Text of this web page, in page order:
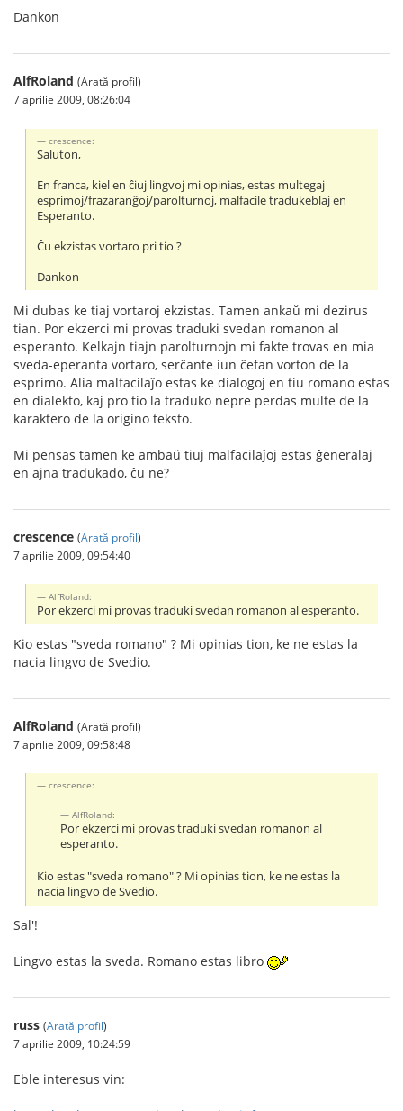
Dankon
AlfRoland (Arată profil)
7 aprilie 2009, 08:26:04
crescence:
Saluton,
En franca, kiel en ĉiuj lingvoj mi opinias, estas multegaj
esprimoj/frazaranĝoj/parolturnoj, malfacile tradukeblaj en
Esperanto.
Ĉu ekzistas vortaro pri tio ?
Dankon
Mi dubas ke tiaj vortaroj ekzistas. Tamen ankaŭ mi dezirus
tian. Por ekzerci mi provas traduki svedan romanon al
esperanto. Kelkajn tiajn parolturnojn mi fakte trovas en mia
sveda-eperanta vortaro, serĉante iun ĉefan vorton de la
esprimo. Alia malfacilaĵo estas ke dialogoj en tiu romano estas
en dialekto, kaj pro tio la traduko nepre perdas multe de la
karaktero de la origino teksto.
Mi pensas tamen ke ambaŭ tiuj malfacilaĵoj estas ĝeneralaj
en ajna tradukado, ĉu ne?
crescence (Arată profil)
7 aprilie 2009, 09:54:40
AlfRoland:
Por ekzerci mi provas traduki svedan romanon al esperanto.
Kio estas "sveda romano" ? Mi opinias tion, ke ne estas la
nacia lingvo de Svedio.
AlfRoland (Arată profil)
7 aprilie 2009, 09:58:48
crescence:
AlfRoland:
Por ekzerci mi provas traduki svedan romanon al
esperanto.
Kio estas "sveda romano" ? Mi opinias tion, ke ne estas la
nacia lingvo de Svedio.
Sal'!
Lingvo estas la sveda. Romano estas libro
russ (Arată profil)
7 aprilie 2009, 10:24:59
Eble interesus vin: